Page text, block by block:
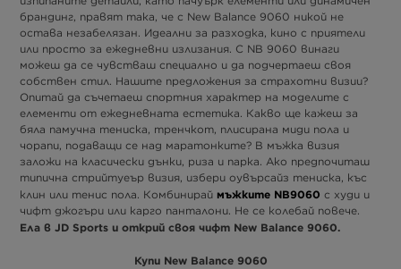
брандинг, правят така, че с New Balance 9060 никой не
остава незабелязан. Идеални за разходка, кино с приятели
или просто за ежедневни излизания. С NB 9060 винаги
можеш да се чувстваш специално и да подчертаеш своя
собствен стил. Нашите предложения за страхотни визии?
Опитай да съчетаеш спортния характер на моделите с
елементи от ежедневната естетика. Какво ще кажеш за
бяла памучна тениска, тренчкот, плисирана миди пола и
чорапи, подаващи се над маратонките? В мъжка визия
заложи на класически дънки, риза и парка. Ако предпочиташ
типична стрийтуеър визия, избери оувърсайз тениска, къс
клин или тенис пола. Комбинирай мъжките NB9060 с худи и
чифт джогъри или карго панталони. Не се колебай повече.
Ела в JD Sports и открий своя чифт New Balance 9060.
Купи New Balance 9060